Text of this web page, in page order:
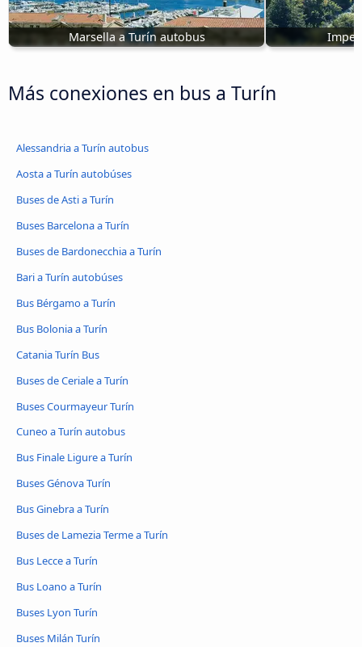
Marsella a Turín autobus
Más conexiones en bus a Turín
Alessandria a Turín autobus
Aosta a Turín autobúses
Buses de Asti a Turín
Buses Barcelona a Turín
Buses de Bardonecchia a Turín
Bari a Turín autobúses
Bus Bérgamo a Turín
Bus Bolonia a Turín
Catania Turín Bus
Buses de Ceriale a Turín
Buses Courmayeur Turín
Cuneo a Turín autobus
Bus Finale Ligure a Turín
Buses Génova Turín
Bus Ginebra a Turín
Buses de Lamezia Terme a Turín
Bus Lecce a Turín
Bus Loano a Turín
Buses Lyon Turín
Buses Milán Turín